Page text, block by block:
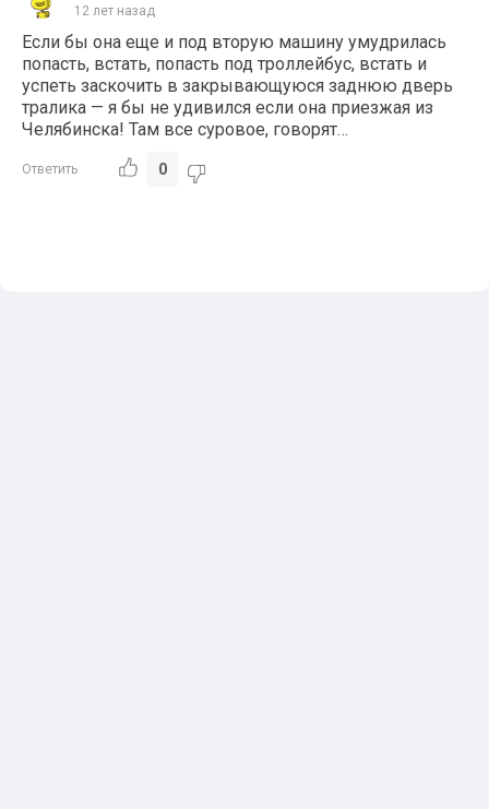
12 лет назад
Если бы она еще и под вторую машину умудрилась
попасть, встать, попасть под троллейбус, встать и
успеть заскочить в закрывающуюся заднюю дверь
тралика — я бы не удивился если она приезжая из
Челябинска! Там все суровое, говорят…
Ответить 0